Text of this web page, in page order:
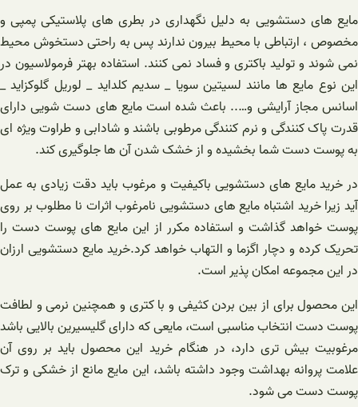
مایع های دستشویی به دلیل نگهداری در بطری های پلاستیکی پمپی و
مخصوص ، ارتباطی با محیط بیرون ندارند پس به راحتی دستخوش محیط
نمی شوند و تولید باکتری و فساد نمی کنند. استفاده بهتر فرمولاسیون در
این نوع مایع ها مانند لسیتین سویا _ سدیم کلداید _ لوریل گلوکزاید _
اسانس مجاز آرایشی و….. باعث شده است مایع های دست شویی دارای
قدرت پاک کنندگی و نرم کنندگی مرطوبی باشند و شادابی و طراوت ویژه ای
به پوست دست شما بخشیده و از خشک شدن آن ها جلوگیری کند.
در خرید مایع های دستشویی باکیفیت و مرغوب باید دقت زیادی به عمل
آید زیرا خرید اشتباه مایع های دستشویی نامرغوب اثرات نا مطلوب بر روی
پوست خواهد گذاشت و استفاده مکرر از این مایع های پوست دست را
تحریک کرده و دچار اگزما و التهاب خواهد کرد.خرید مایع دستشویی ارزان
در این مجموعه امکان پذیر است.
این محصول برای از بین بردن کثیفی و با کتری و همچنین نرمی و لطافت
پوست دست انتخاب مناسبی است، مایعی که دارای گلیسیرین بالایی باشد
مرغوبیت بیش تری دارد، در هنگام خرید این محصول باید بر روی آن
علامت پروانه بهداشت وجود داشته باشد، این مایع مانع از خشکی و ترک
پوست دست می شود.